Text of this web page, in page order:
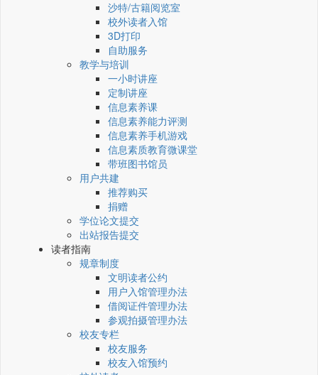
沙特/古籍阅览室
校外读者入馆
3D打印
自助服务
教学与培训
一小时讲座
定制讲座
信息素养课
信息素养能力评测
信息素养手机游戏
信息素质教育微课堂
带班图书馆员
用户共建
推荐购买
捐赠
学位论文提交
出站报告提交
读者指南
规章制度
文明读者公约
用户入馆管理办法
借阅证件管理办法
参观拍摄管理办法
校友专栏
校友服务
校友入馆预约